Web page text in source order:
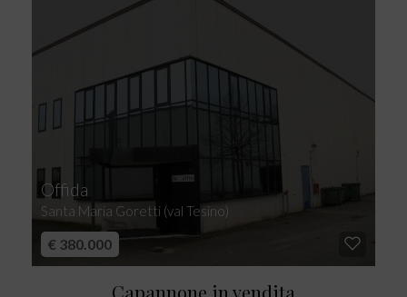
Offida
Santa Maria Goretti (val Tesino)
€ 380.000
Capannone in vendita